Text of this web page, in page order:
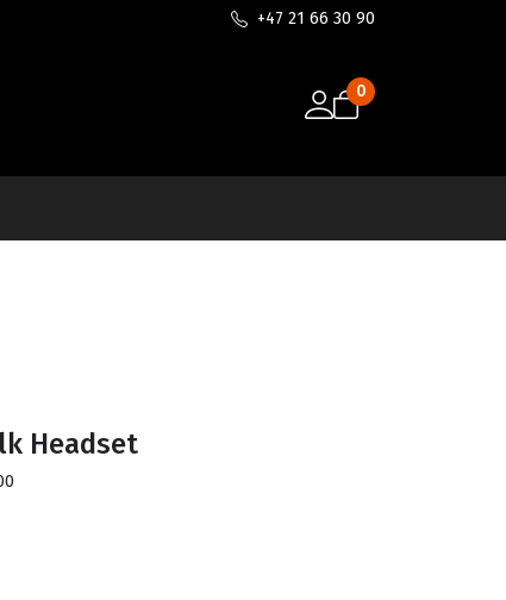
+47 21 66 30 90
0
Headset